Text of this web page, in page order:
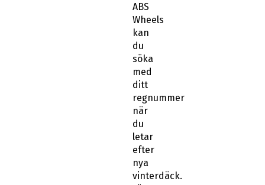
ABS
Wheels
kan
du
söka
med
ditt
regnummer
när
du
letar
efter
nya
vinterdäck.